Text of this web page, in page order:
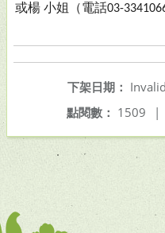
或楊 小姐（電話03-
下架日期：
點閱數： 1509 |